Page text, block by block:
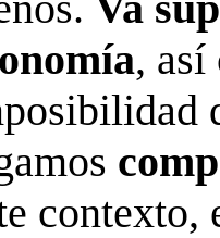
, así
contexto,